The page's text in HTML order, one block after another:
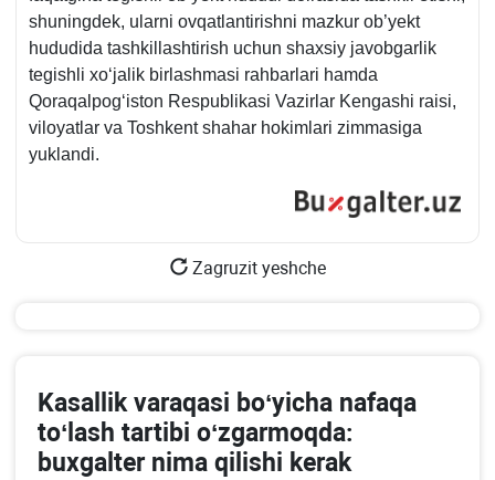
shuningdek, ularni ovqatlantirishni mazkur ob’yekt
hududida tashkillashtirish uchun shaхsiy javobgarlik
tegishli хoʻjalik birlashmasi rahbarlari hamda
Qoraqalpogʻiston Respublikasi Vazirlar Kengashi raisi,
viloyatlar va Toshkent shahar hokimlari zimmasiga
yuklandi.
Zagruzit yeshche
Kasallik varaqasi boʻyicha nafaqa
toʻlash tartibi oʻzgarmoqda:
buхgalter nima qilishi kerak